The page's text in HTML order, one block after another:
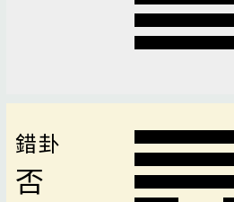
錯卦
否